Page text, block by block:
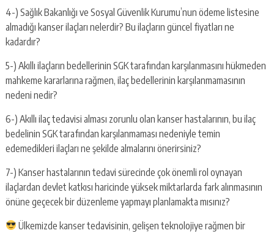
4-) Sağlık Bakanlığı ve Sosyal Güvenlik Kurumu’nun ödeme listesine
almadığı kanser ilaçları nelerdir? Bu ilaçların güncel fiyatları ne
kadardır?
5-) Akıllı ilaçların bedellerinin SGK tarafından karşılanmasını hükmeden
mahkeme kararlarına rağmen, ilaç bedellerinin karşılanmamasının
nedeni nedir?
6-) Akıllı ilaç tedavisi alması zorunlu olan kanser hastalarının, bu ilaç
bedelinin SGK tarafından karşılanmaması nedeniyle temin
edemedikleri ilaçları ne şekilde almalarını önerirsiniz?
7-) Kanser hastalarının tedavi sürecinde çok önemli rol oynayan
ilaçlardan devlet katkısı haricinde yüksek miktarlarda fark alınmasının
önüne geçecek bir düzenleme yapmayı planlamakta mısınız?
Ülkemizde kanser tedavisinin, gelişen teknolojiye rağmen bir